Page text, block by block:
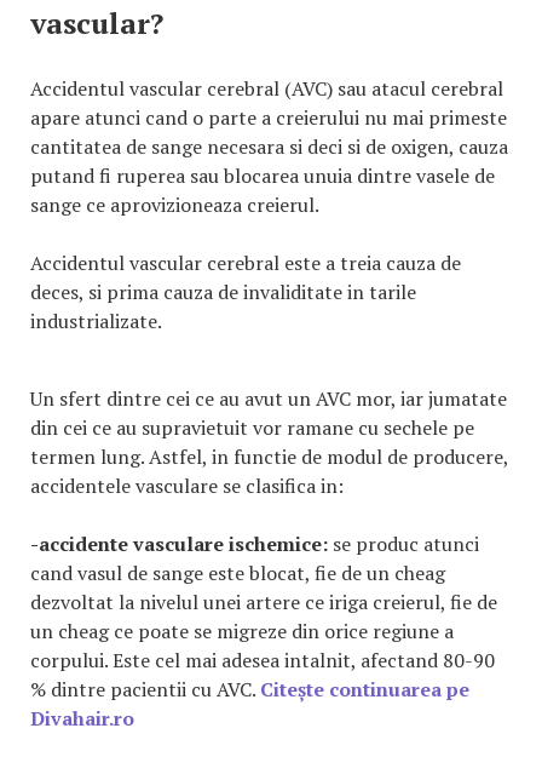
vascular?
Accidentul vascular cerebral (AVC) sau atacul cerebral
apare atunci cand o parte a creierului nu mai primeste
cantitatea de sange necesara si deci si de oxigen, cauza
putand fi ruperea sau blocarea unuia dintre vasele de
sange ce aprovizioneaza creierul.
Accidentul vascular cerebral este a treia cauza de
deces, si prima cauza de invaliditate in tarile
industrializate.
Un sfert dintre cei ce au avut un AVC mor, iar jumatate
din cei ce au supravietuit vor ramane cu sechele pe
termen lung. Astfel, in functie de modul de producere,
accidentele vasculare se clasifica in:
-accidente vasculare ischemice: se produc atunci
cand vasul de sange este blocat, fie de un cheag
dezvoltat la nivelul unei artere ce iriga creierul, fie de
un cheag ce poate se migreze din orice regiune a
corpului. Este cel mai adesea intalnit, afectand 80-90
% dintre pacientii cu AVC. Citește continuarea pe
Divahair.ro